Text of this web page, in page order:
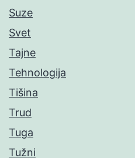
Suze
Svet
Tajne
Tehnologija
Tišina
Trud
Tuga
Tužni